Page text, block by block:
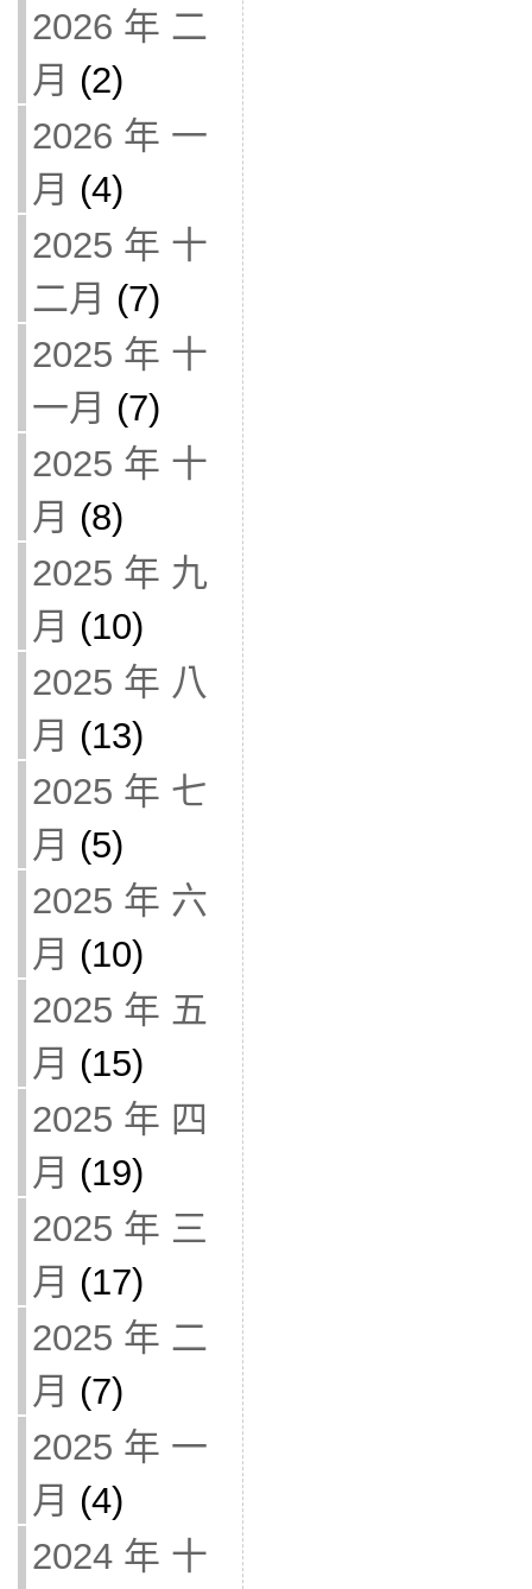
2026 年 二
月 (2)
2026 年 一
月 (4)
2025 年 十
二月 (7)
2025 年 十
一月 (7)
2025 年 十
月 (8)
2025 年 九
月 (10)
2025 年 八
月 (13)
2025 年 七
月 (5)
2025 年 六
月 (10)
2025 年 五
月 (15)
2025 年 四
月 (19)
2025 年 三
月 (17)
2025 年 二
月 (7)
2025 年 一
月 (4)
2024 年 十